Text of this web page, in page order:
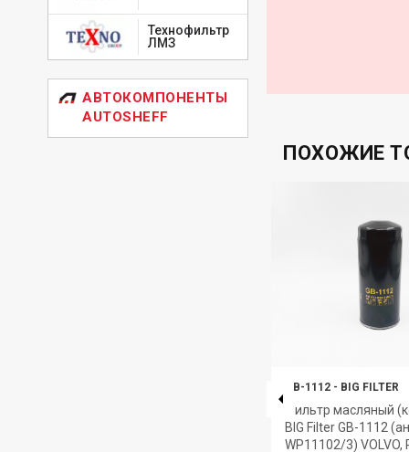
Технофильтр
ЛМЗ
АВТОКОМПОНЕНТЫ
AUTOSHEFF
ПОХОЖИЕ
GB-1112 - BIG FILTER
Фильтр масляный
BIG Filter GB-1112
WP11102/3) VOLVO,